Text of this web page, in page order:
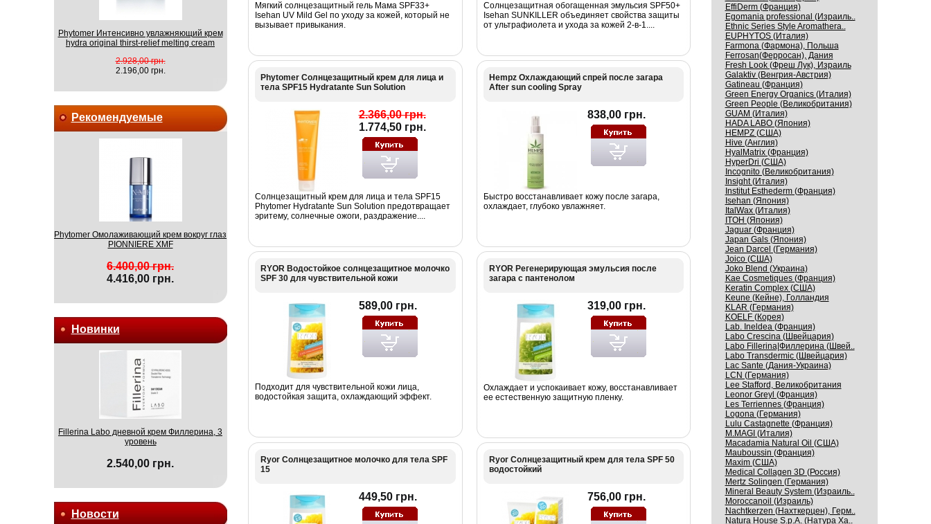
Phytomer Интенсивно увлажняющий крем
hydra original thirst-relief melting cream
2.928,00 грн.
2.196,00 грн.
Рекомендуемые
Phytomer Омолаживающий крем вокруг глаз
PIONNIERE XMF
6.400,00 грн.
4.416,00 грн.
Новинки
Fillerina Labo дневной крем Филлерина, 3
уровень
2.540,00 грн.
Новости
Мягкий солнцезащитный гель Мама SPF33+
Isehan UV Mild Gel по уходу за кожей, который не
вызывает привыкания.
Солнцезащитная обогащенная эмульсия SPF50+
Isehan SUNKILLER объединяет свойства защиты
от ультрафиолета и ухода за кожей 2-в-1....
Phytomer Солнцезащитный крем для лица и
тела SPF15 Hydratante Sun Solution
2.366,00 грн.
1.774,50 грн.
Солнцезащитный крем для лица и тела SPF15
Phytomer Hydratante Sun Solution предотвращает
эритему, солнечные ожоги, раздражение....
Hempz Охлаждающий спрей после загара
After sun cooling Spray
838,00 грн.
Быстро восстанавливает кожу после загара,
охлаждает, глубоко увлажняет.
RYOR Водостойкое солнцезащитное молочко
SPF 30 для чувствительной кожи
589,00 грн.
Подходит для чувствительной кожи лица,
водостойкая защита, охлаждающий эффект.
RYOR Регенерирующая эмульсия после
загара с пантенолом
319,00 грн.
Охлаждает и успокаивает кожу, восстанавливает
ее естественную защитную пленку.
Ryor Солнцезащитное молочко для тела SPF
15
449,50 грн.
Ryor Солнцезащитный крем для тела SPF 50
водостойкий
756,00 грн.
EffiDerm (Франция)
Egomania professional (Израиль..
Ethnic Series Style Aromathera..
EUPHYTOS (Италия)
Farmona (Фармона), Польша
Ferrosan(Ферросан), Дания
Fresh Look (Фреш Лук), Израиль
Galaktiv (Венгрия-Австрия)
Gatineau (Франция)
Green Energy Organics (Италия)
Green People (Великобритания)
GUAM (Италия)
HADA LABO (Япония)
HEMPZ (США)
Hive (Англия)
HyalMatrix (Франция)
HyperDri (США)
Incognito (Великобритания)
Insight (Италия)
Institut Esthederm (Франция)
Isehan (Япония)
ItalWax (Италия)
ITOH (Япония)
Jaguar (Франция)
Japan Gals (Япония)
Jean Darcel (Германия)
Joico (США)
Joko Blend (Украина)
Kaе Cosmеtiques (Франция)
Keratin Complex (США)
Keune (Кейне), Голландия
KLAR (Германия)
KOELF (Корея)
Lab. Ineldea (Франция)
Labo Crescina (Швейцария)
Labo Fillerina|Филлерина (Швей..
Labo Transdermic (Швейцария)
Lac Sante (Дания-Украина)
LCN (Германия)
Lee Stafford, Великобритания
Leonor Greyl (Франция)
Les Terriennes (Франция)
Logona (Германия)
Lulu Castagnette (Франция)
M.MAGI (Италия)
Macadamia Natural Oil (США)
Mauboussin (Франция)
Maxim (США)
Medical Collagen 3D (Россия)
Mertz Solingen (Германия)
Mineral Beauty System (Израиль..
Moroccanoil (Израиль)
Nachtkerzen (Нахткерцен), Герм..
Natura House S.p.A. (Натура Ха..